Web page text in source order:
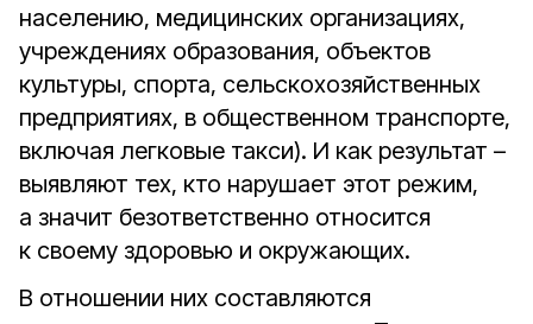
населению, медицинских организациях,
учреждениях образования, объектов
культуры, спорта, сельскохозяйственных
предприятиях, в общественном транспорте,
включая легковые такси). И как результат –
выявляют тех, кто нарушает этот режим,
а значит безответственно относится
к своему здоровью и окружающих.
В отношении них составляются